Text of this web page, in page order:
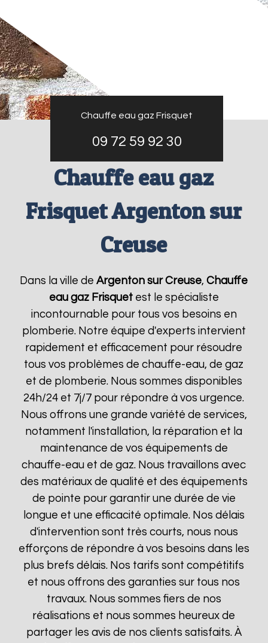
Chauffe eau gaz Frisquet
09 72 59 92 30
Chauffe eau gaz
Frisquet Argenton sur
Creuse
Dans la ville deArgenton sur Creuse,Chauffe
eau gaz Frisquetest le spécialiste
incontournable pour tous vos besoins en
plomberie. Notre équipe d'experts intervient
rapidement et efficacement pour résoudre
tous vos problèmes de chauffe-eau, de gaz
et de plomberie. Nous sommes disponibles
24h/24 et 7j/7 pour répondre à vos urgence.
Nous offrons une grande variété de services,
notamment l'installation, la réparation et la
maintenance de vos équipements de
chauffe-eau et de gaz. Nous travaillons avec
des matériaux de qualité et des équipements
de pointe pour garantir une durée de vie
longue et une efficacité optimale. Nos délais
d'intervention sont très courts, nous nous
efforçons de répondre à vos besoins dans les
plus brefs délais. Nos tarifs sont compétitifs
et nous offrons des garanties sur tous nos
travaux. Nous sommes fiers de nos
réalisations et nous sommes heureux de
partager les avis de nos clients satisfaits. À